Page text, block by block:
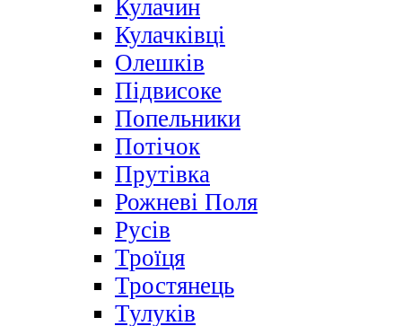
Кулачин
Кулачківці
Олешків
Підвисоке
Попельники
Потічок
Прутівка
Рожневі Поля
Русів
Троїця
Тростянець
Тулуків